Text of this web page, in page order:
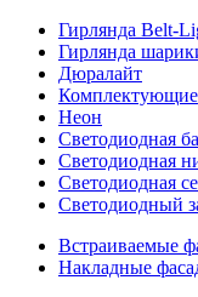
Гирлянда Belt-
Гирлянда
Дюралайт
Комплектующие
Неон
Светодиодная
Светодиодная
Светодиодная
Светодиодный
Встраиваемые
Накладные